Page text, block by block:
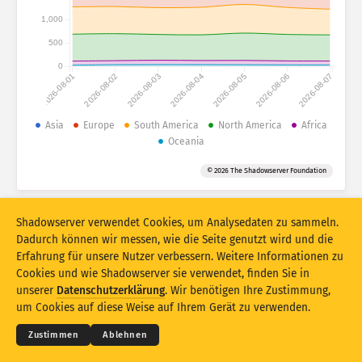
Angriffsstatistiken: Geräte
Datensatz
Limit
Überlappend
Aktualisieren Zurücksetzen
Als PNG herunterladen
2026-08-01 2026-08-02 2026-08-03 2026-08-04 2026-08-05 2026-08-06 2026-08-07
0
500
1,000
Asia Europe South America North America
Africa
Oceania
© 2026 The Shadowserver Foundation
© 2026THE SHADOWSERVER FOUNDATION
Datenschutz und AGB
Kontakt Danksagungen
Shadowserver verwendet Cookies, um Analysedaten zu sammeln.
Dadurch können wir messen, wie die Seite genutzt wird und die
Erfahrung für unsere Nutzer verbessern. Weitere Informationen zu
Cookies und wie Shadowserver sie verwendet, finden Sie in
unserer Datenschutzerklärung. Wir benötigen Ihre Zustimmung,
um Cookies auf diese Weise auf Ihrem Gerät zu verwenden.
Zustimmen Ablehnen